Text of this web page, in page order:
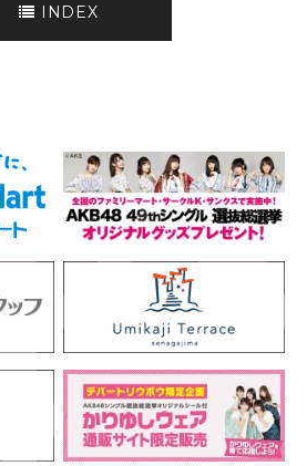
INDEX